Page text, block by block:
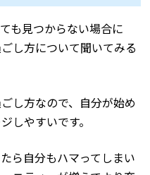
も見つからない場合に
し方について聞いてみる
し方なので、自分が始め
しやすいです。
ら自分もハマってしまい